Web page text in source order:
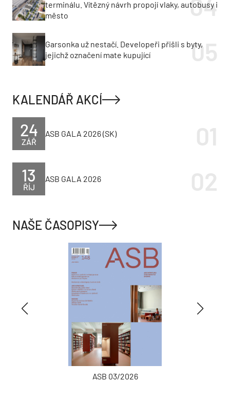
terminálu. Vítězný návrh propojí vlaky, autobusy i
město
Garsonka už nestačí. Developeři přišli s byty,
jejichž označení mate kupující
KALENDÁŘ AKCÍ
ZÁŘ
24 ASB GALA 2026 (SK)
ŘÍJ
13 ASB GALA 2026
NAŠE ČASOPISY
ASB 03/2026